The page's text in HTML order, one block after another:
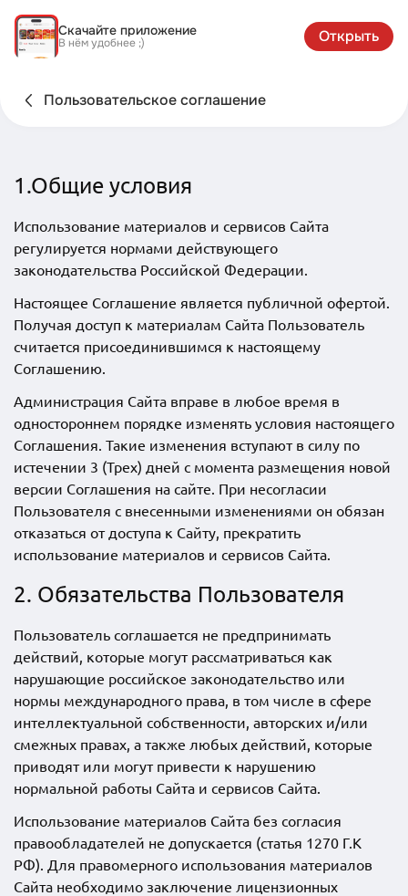
Скачайте приложение
В нём удобнее ;) Открыть
Пользовательское соглашение
1.Общие условия
Использование материалов и сервисов Сайта
регулируется нормами действующего
законодательства Российской Федерации.
Настоящее Соглашение является публичной офертой.
Получая доступ к материалам Сайта Пользователь
считается присоединившимся к настоящему
Соглашению.
Администрация Сайта вправе в любое время в
одностороннем порядке изменять условия настоящего
Соглашения. Такие изменения вступают в силу по
истечении 3 (Трех) дней с момента размещения новой
версии Соглашения на сайте. При несогласии
Пользователя с внесенными изменениями он обязан
отказаться от доступа к Сайту, прекратить
использование материалов и сервисов Сайта.
2. Обязательства Пользователя
Пользователь соглашается не предпринимать
действий, которые могут рассматриваться как
нарушающие российское законодательство или
нормы международного права, в том числе в сфере
интеллектуальной собственности, авторских и/или
смежных правах, а также любых действий, которые
приводят или могут привести к нарушению
нормальной работы Сайта и сервисов Сайта.
Использование материалов Сайта без согласия
правообладателей не допускается (статья 1270 Г.К
РФ). Для правомерного использования материалов
Сайта необходимо заключение лицензионных